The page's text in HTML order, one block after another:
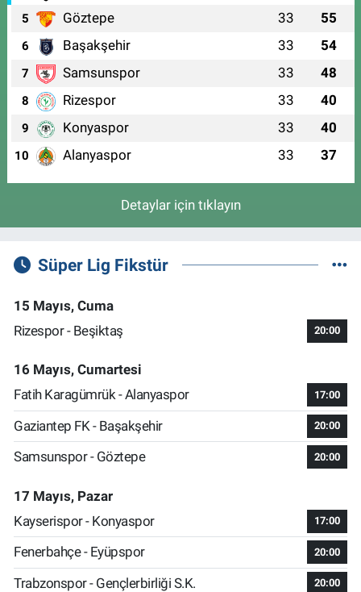
5 Göztepe 33 55
6 Başakşehir 33 54
7 Samsunspor 33 48
8 Rizespor 33 40
9 Konyaspor 33 40
10 Alanyaspor 33 37
Detaylar için tıklayın
Süper Lig Fikstür
15 Mayıs, Cuma
Rizespor - Beşiktaş
20:00
16 Mayıs, Cumartesi
Fatih Karagümrük - Alanyaspor
17:00
Gaziantep FK - Başakşehir 20:00
Samsunspor - Göztepe 20:00
17 Mayıs, Pazar
Kayserispor - Konyaspor
17:00
Fenerbahçe - Eyüpspor 20:00
Trabzonspor - Gençlerbirliği S.K. 20:00